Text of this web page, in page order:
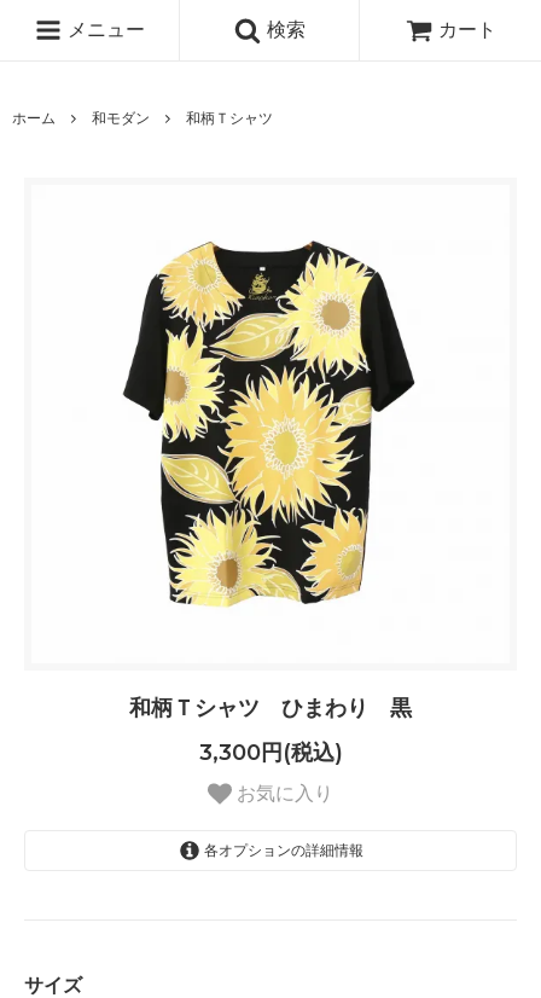
メニュー 検索 カート
ホーム 和モダン 和柄Ｔシャツ
和柄Ｔシャツ ひまわり 黒
3,300円(税込)
お気に入り
各オプションの詳細情報
サイズ